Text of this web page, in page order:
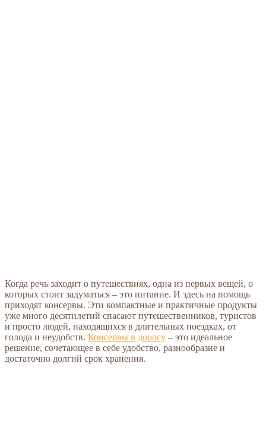
Когда речь заходит о путешествиях, одна из первых вещей, о
которых стоит задуматься – это питание. И здесь на помощь
приходят консервы. Эти компактные и практичные продукты
уже много десятилетий спасают путешественников, туристов
и просто людей, находящихся в длительных поездках, от
голода и неудобств. Консервы в дорогу – это идеальное
решение, сочетающее в себе удобство, разнообразие и
достаточно долгий срок хранения.